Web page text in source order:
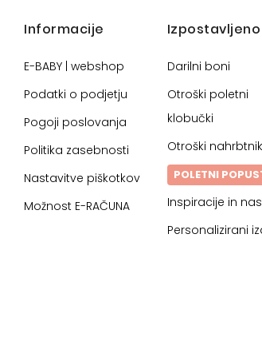
Informacije
E-BABY | webshop
Podatki o podjetju
Pogoji poslovanja
Politika zasebnosti
Nastavitve piškotkov
Možnost E-RAČUNA
Izpostavljeno
Darilni boni
Otroški poletni
klobučki
Otroški
POLETNI
Inspiracije in
Personalizirani